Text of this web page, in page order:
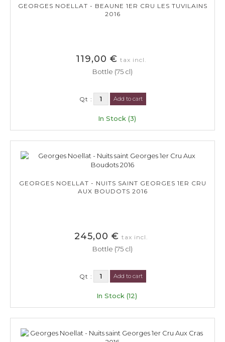
GEORGES NOELLAT - BEAUNE 1ER CRU LES TUVILAINS
2016
119,00 € tax incl.
Bottle (75 cl)
Qt : Add to cart
In Stock (3)
GEORGES NOELLAT - NUITS SAINT GEORGES 1ER CRU
AUX BOUDOTS 2016
245,00 € tax incl.
Bottle (75 cl)
Qt : Add to cart
In Stock (12)